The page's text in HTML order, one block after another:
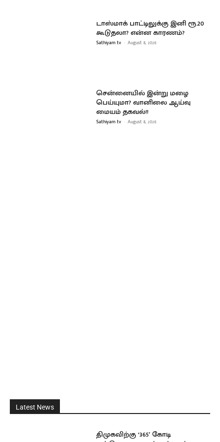
டாஸ்மாக் பாட்டிலுக்கு இனி ரூ.20
கூடுதலா? என்ன காரணம்?
Sathiyam tv - August 8, 2026
சென்னையில் இன்று மழை
பெய்யுமா? வானிலை ஆய்வு
மையம் தகவல்!!
Sathiyam tv - August 8, 2026
Latest News
திமுகவிற்கு ‘365’ கோடி